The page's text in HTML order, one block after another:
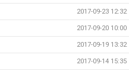
2017-09-23 12:32
2017-09-20 10:00
2017-09-19 13:32
2017-09-14 15:35